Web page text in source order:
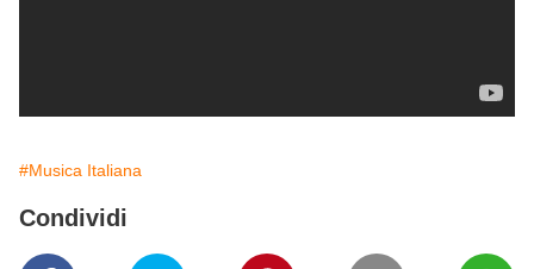
#Musica Italiana
Condividi